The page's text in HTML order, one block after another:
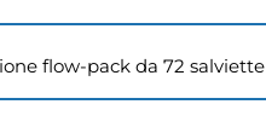
flow-pack da 72